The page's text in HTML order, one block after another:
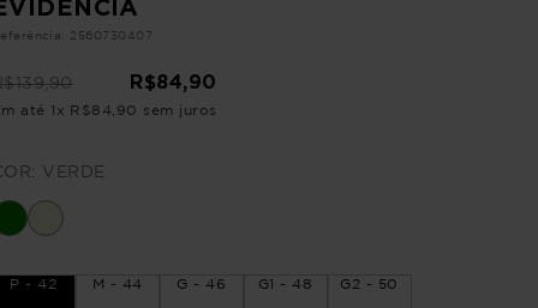
: 2560730407
139,90 R$84,90
até 1 x R$84 90 sem juros
VERDE
P - 42 M - 44 G - 46 G1 - 48 G2 - 50